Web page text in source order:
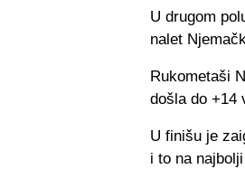
U drugom
nalet
Rukometaši
došla do +14
U finišu je
i to na